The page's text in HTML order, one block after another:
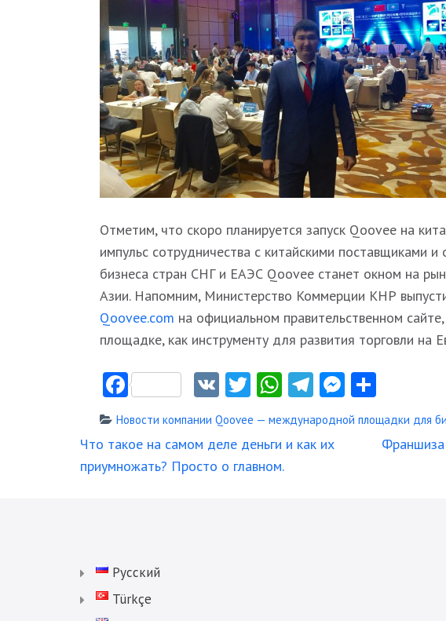
Отметим, что скоро планируется запуск Qoovee на
импульс сотрудничества с китайскими поставщиками
бизнеса стран СНГ и ЕАЭС Qoovee станет окном на
Азии. Напомним, Министерство Коммерции КНР
Qoovee.com на официальном правительственном
площадке, как инструменту для развития торговли на
FacebookVKTwitter
WhatsApp
Telegram
Messenger
Новости компании Qoovee — международной площадки для
Навигация
по
Что такое на самом деле деньги и как их
приумножать? Просто о главном.
Русский
Türkçe